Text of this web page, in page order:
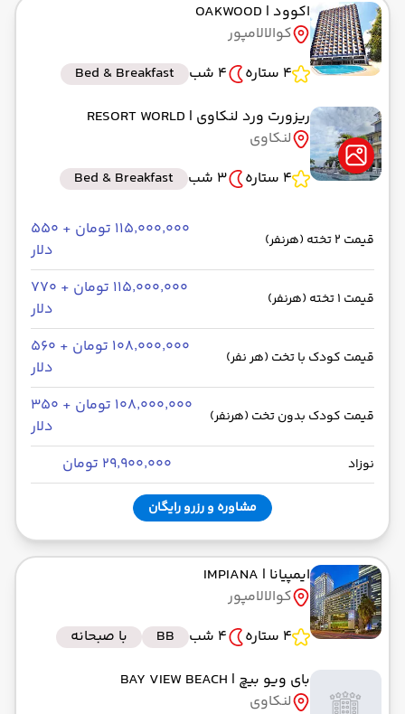
اکوود | OAKWOOD
کوالالامپور
4 ستاره
4 شب
Bed & Breakfast
ریزورت ورد لنکاوی | RESORT WORLD
لنکاوی
4 ستاره
3 شب Bed & Breakfast
قیمت 2 تخته (هرنفر)
۱۱۵٬۰۰۰٬۰۰۰ تومان + ۵۵۰
دلار
قیمت 1 تخته (هرنفر)
۱۱۵٬۰۰۰٬۰۰۰ تومان + ۷۷۰
دلار
قیمت کودک با تخت (هر نفر)
۱۰۸٬۰۰۰٬۰۰۰ تومان + ۵۶۰
دلار
قیمت کودک بدون تخت (هرنفر)
۱۰۸٬۰۰۰٬۰۰۰ تومان + ۳۵۰
دلار
نوزاد ۲۹٬۹۰۰٬۰۰۰ تومان
مشاوره و رزرو رایگان
ایمپیانا | IMPIANA
کوالالامپور
4 ستاره
4 شب BB
با صبحانه
بای ویو بیچ | BAY VIEW BEACH
لنکاوی